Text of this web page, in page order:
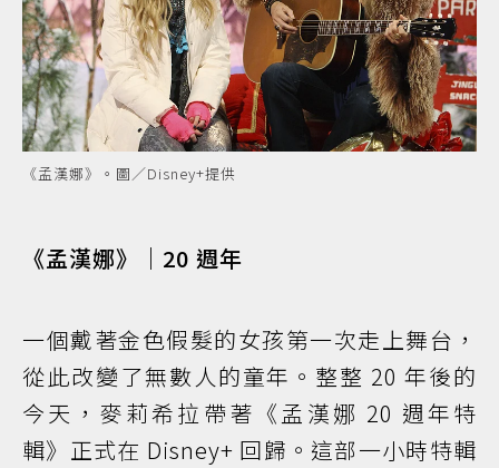
《孟漢娜》。圖／Disney+提供
《孟漢娜》｜20 週年
一個戴著金色假髮的女孩第一次走上舞台，
從此改變了無數人的童年。整整 20 年後的
今天，麥莉希拉帶著《孟漢娜 20 週年特
輯》正式在 Disney+ 回歸。這部一小時特輯